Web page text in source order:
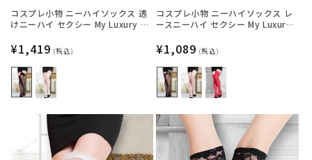
コスプレ小物 ニーハイソックス 透
けニーハイ セクシー My Luxury シ
レディース フリーサイズ ブラック
【クリアストーン】
通
常
価
格
¥1,419 (税込)
コスプレ小物 ニーハイソックス レ
ースニーハイ セクシー My Luxury
ド レディース フリーサイズ ブラッ
ク【クリアストーン】
通
常
価
格
¥1,089 (税込)